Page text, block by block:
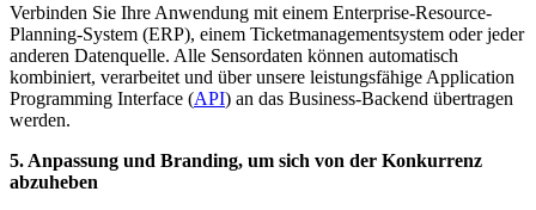
Verbinden Sie Ihre Anwendung mit einem Enterprise-Resource-
Planning-System (ERP), einem Ticketmanagementsystem oder jeder
anderen Datenquelle. Alle Sensordaten können automatisch
kombiniert, verarbeitet und über unsere leistungsfähige Application
Programming Interface (API) an das Business-Backend übertragen
werden.
5. Anpassung und Branding, um sich von der Konkurrenz
abzuheben